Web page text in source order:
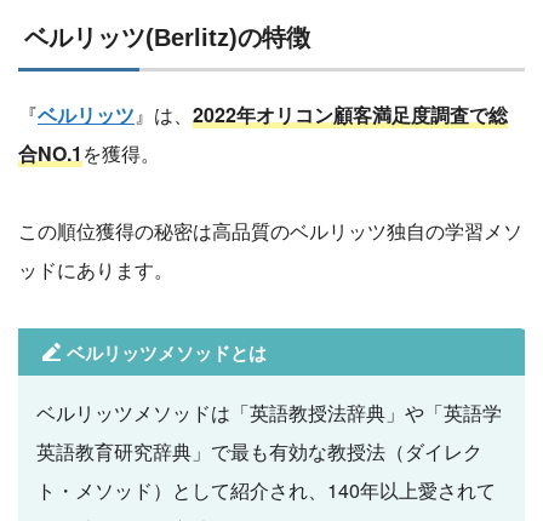
ベルリッツ(Berlitz)の特徴
『ベルリッツ』は、 2022年オリコン顧客満足度調査で総
合NO.1 を獲得。
この順位獲得の秘密は高品質のベルリッツ独自の学習メソ
ッドにあります。
ベルリッツメソッドとは
ベルリッツメソッドは「英語教授法辞典」や「英語学
英語教育研究辞典」で最も有効な教授法（ダイレク
ト・メソッド）として紹介され、140年以上愛されて